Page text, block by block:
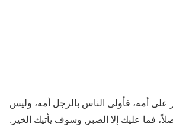
على أمه، فأولى الناس بالرجل أمه، وليس
فما عليك إلا الصبر, وسوف يأتيك الخير.